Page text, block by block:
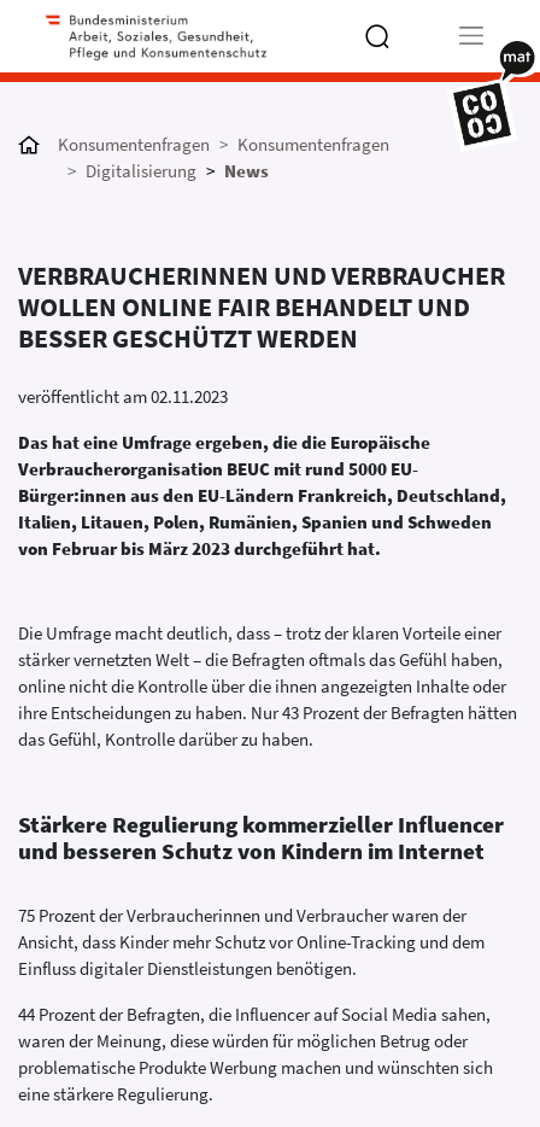
more
Konsumentenfragen
Konsumentenfragen
Digitalisierung
News
VERBRAUCHERINNEN UND VERBRAUCHER
WOLLEN ONLINE FAIR BEHANDELT UND
BESSER GESCHÜTZT WERDEN
veröffentlicht am 02.11.2023
Das hat eine Umfrage ergeben, die die Europäische
Verbraucherorganisation BEUC mit rund 5000 EU-
Bürger:innen aus den EU-Ländern Frankreich, Deutschland,
Italien, Litauen, Polen, Rumänien, Spanien und Schweden
von Februar bis März 2023 durchgeführt hat.
Die Umfrage macht deutlich, dass – trotz der klaren Vorteile einer
stärker vernetzten Welt – die Befragten oftmals das Gefühl haben,
online nicht die Kontrolle über die ihnen angezeigten Inhalte oder
ihre Entscheidungen zu haben. Nur 43 Prozent der Befragten hätten
das Gefühl, Kontrolle darüber zu haben.
Stärkere Regulierung kommerzieller Influencer
und besseren Schutz von Kindern im Internet
75 Prozent der Verbraucherinnen und Verbraucher waren der
Ansicht, dass Kinder mehr Schutz vor Online-Tracking und dem
Einfluss digitaler Dienstleistungen benötigen.
44 Prozent der Befragten, die Influencer auf Social Media sahen,
waren der Meinung, diese würden für möglichen Betrug oder
problematische Produkte Werbung machen und wünschten sich
eine stärkere Regulierung.